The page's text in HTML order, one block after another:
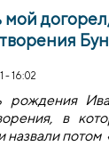
мой
- 16:02
рождения
в
назвали потом